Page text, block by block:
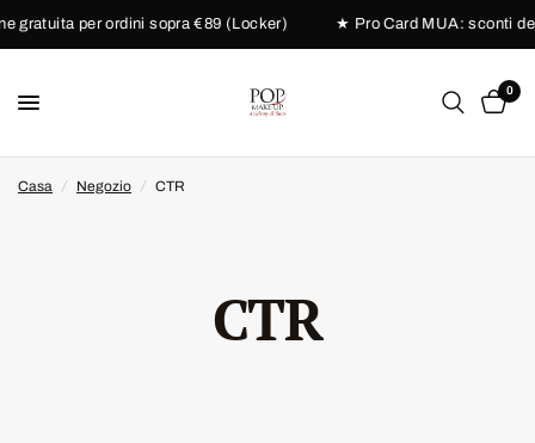
per ordini sopra €89 (Locker) ★ Pro Card MUA: sconti
0
Casa / Negozio / CTR
CTR